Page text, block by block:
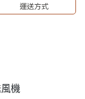
運送方式
機